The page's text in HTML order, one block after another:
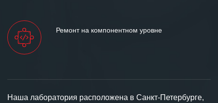
Ремонт на компонентном уровне
Наша лаборатория расположена в Санкт-Петербурге,